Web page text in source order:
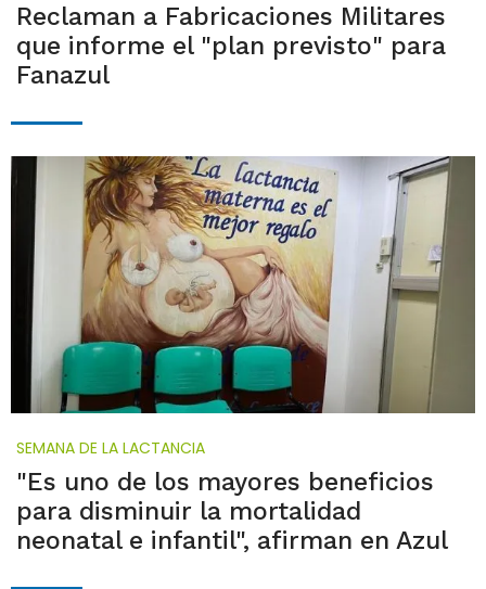
Reclaman a Fabricaciones Militares
que informe el "plan previsto" para
Fanazul
SEMANA DE LA LACTANCIA
"Es uno de los mayores beneficios
para disminuir la mortalidad
neonatal e infantil", afirman en Azul